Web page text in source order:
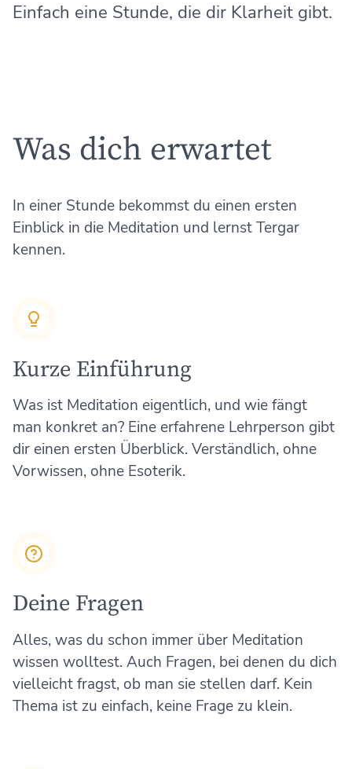
Einfach eine Stunde, die dir Klarheit gibt.
Was dich erwartet
In einer Stunde bekommst du einen ersten
Einblick in die Meditation und lernst Tergar
kennen.
Kurze Einführung
Was ist Meditation eigentlich, und wie fängt
man konkret an? Eine erfahrene Lehrperson gibt
dir einen ersten Überblick. Verständlich, ohne
Vorwissen, ohne Esoterik.
Deine Fragen
Alles, was du schon immer über Meditation
wissen wolltest. Auch Fragen, bei denen du dich
vielleicht fragst, ob man sie stellen darf. Kein
Thema ist zu einfach, keine Frage zu klein.